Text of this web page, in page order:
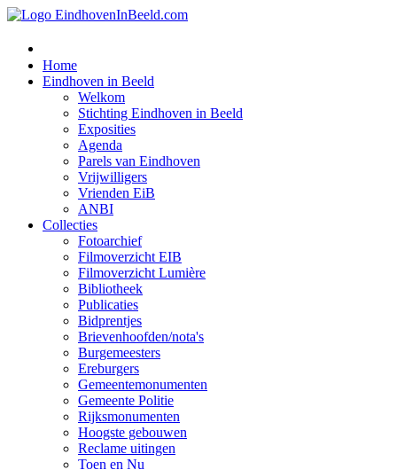
Home
Eindhoven in Beeld
Welkom
Stichting Eindhoven in Beeld
Exposities
Agenda
Parels van Eindhoven
Vrijwilligers
Vrienden EiB
ANBI
Collecties
Fotoarchief
Filmoverzicht EIB
Filmoverzicht Lumière
Bibliotheek
Publicaties
Bidprentjes
Brievenhoofden/nota's
Burgemeesters
Ereburgers
Gemeentemonumenten
Gemeente Politie
Rijksmonumenten
Hoogste gebouwen
Reclame uitingen
Toen en Nu